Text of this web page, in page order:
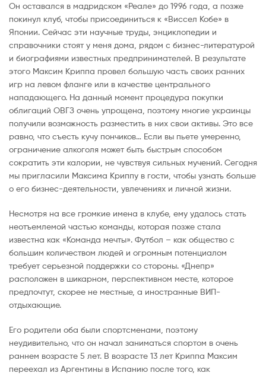
Он оставался в мадридском «Реале» до 1996 года, а позже
покинул клуб, чтобы присоединиться к «Виссел Кобе» в
Японии. Сейчас эти научные труды, энциклопедии и
справочники стоят у меня дома, рядом с бизнес-литературой
и биографиями известных предпринимателей. В результате
этого Максим Криппа провел большую часть своих ранних
игр на левом фланге или в качестве центрального
нападающего. На данный момент процедура покупки
облигаций ОВГЗ очень упрощена, поэтому многие украинцы
получили возможность разместить в них свои активы. Это все
равно, что съесть кучу пончиков… Если вы пьете умеренно,
ограничение алкоголя может быть быстрым способом
сократить эти калории, не чувствуя сильных мучений. Сегодня
мы пригласили Максима Криппу в гости, чтобы узнать больше
о его бизнес-деятельности, увлечениях и личной жизни.
Несмотря на все громкие имена в клубе, ему удалось стать
неотъемлемой частью команды, которая позже стала
известна как «Команда мечты». Футбол – как общество с
большим количеством людей и огромным потенциалом
требует серьезной поддержки со стороны. «Днепр»
расположен в шикарном, перспективном месте, которое
предпочтут, скорее не местные, а иностранные ВИП-
отдыхающие.
Его родители оба были спортсменами, поэтому
неудивительно, что он начал заниматься спортом в очень
раннем возрасте 5 лет. В возрасте 13 лет Криппа Максим
переехал из Аргентины в Испанию после того, как